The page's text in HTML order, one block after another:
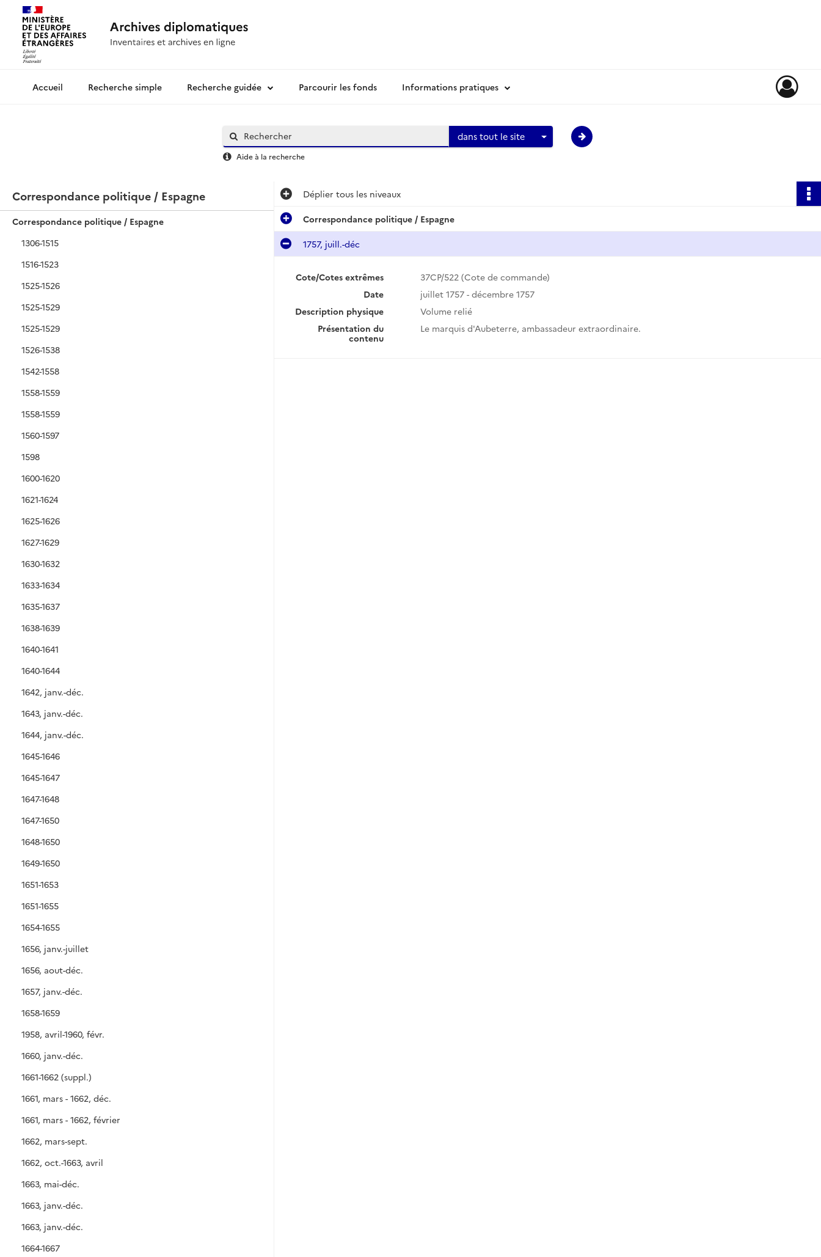
Archives diplomatiquesRecherche simple Recherche guidée Parcourir les fonds Informations pratiques
dans tout le site
Aide à la recherche
Correspondance politique / Espagne
Correspondance politique / Espagne
1306-1515
1516-1523
1525-1526
1525-1529
1525-1529
1526-1538
1542-1558
1558-1559
1558-1559
1560-1597
1598
1600-1620
1621-1624
1625-1626
1627-1629
1630-1632
1633-1634
1635-1637
1638-1639
1640-1641
1640-1644
1642, janv.-déc.
1643, janv.-déc.
1644, janv.-déc.
1645-1646
1645-1647
1647-1648
1647-1650
1648-1650
1649-1650
1651-1653
1651-1655
1654-1655
1656, janv.-juillet
1656, aout-déc.
1657, janv.-déc.
1658-1659
1958, avril-1960, févr.
1660, janv.-déc.
1661-1662 (suppl.)
1661, mars - 1662, déc.
1661, mars - 1662, février
1662, mars-sept.
1662, oct.-1663, avril
1663, mai-déc.
1663, janv.-déc.
1663, janv.-déc.
1664-1667
Déplier tous les niveaux
Correspondance politique / Espagne
1757, juill.-déc
Cote/Cotes extrêmes
37CP/522 (Cote de commande)
Date
juillet 1757 - décembre 1757
Description physique
Volume relié
Présentation du
contenu
Le marquis d'Aubeterre, ambassadeur extraordinaire.